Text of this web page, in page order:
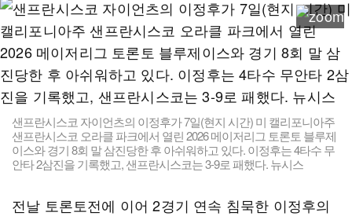
샌프란시스코 자이언츠의 이정후가 7일(현지 시간) 미 캘리포니아주
샌프란시스코 오라클 파크에서 열린 2026 메이저리그 토론토 블루제
이스와 경기 8회 말 삼진당한 후 아쉬워하고 있다. 이정후는 4타수 무
안타 2삼진을 기록했고, 샌프란시스코는 3-9로 패했다. 뉴시스
전날 토론토전에 이어 2경기 연속 침묵한 이정후의